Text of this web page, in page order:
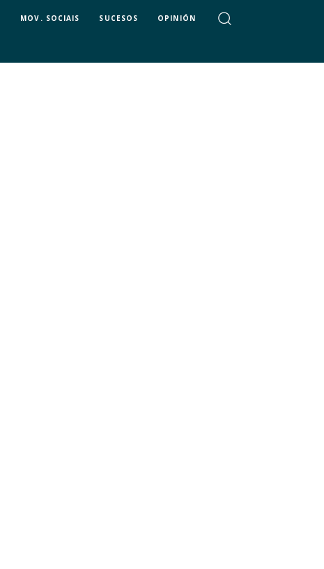
MOV. SOCIAIS SUCESOS OPINIÓN